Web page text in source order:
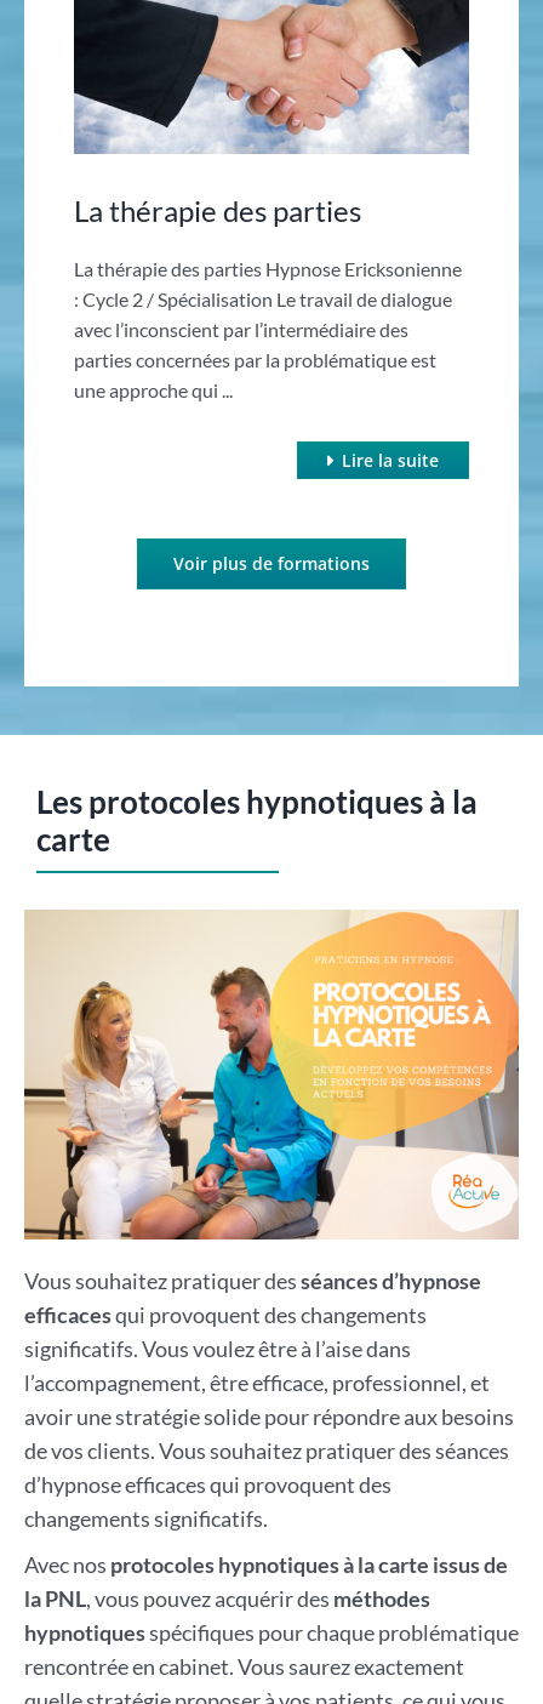
La thérapie des parties
La thérapie des parties Hypnose Ericksonienne
: Cycle 2 / Spécialisation Le travail de dialogue
avec l’inconscient par l’intermédiaire des
parties concernées par la problématique est
une approche qui ...
Lire la suite
Voir plus de formations
Les protocoles hypnotiques à la
carte
Vous souhaitez pratiquer desséances d’hypnose
efficacesqui provoquent des changements
significatifs. Vous voulez être à l’aise dans
l’accompagnement, être efficace, professionnel, et
avoir une stratégie solide pour répondre aux besoins
de vos clients. Vous souhaitez pratiquer des séances
d’hypnose efficaces qui provoquent des
changements significatifs.
Avec nos protocoles hypnotiques à la carte issus de
la PNL, vous pouvez acquérir des méthodes
hypnotiquesspécifiques pour chaque problématique
rencontrée en cabinet. Vous saurez exactement